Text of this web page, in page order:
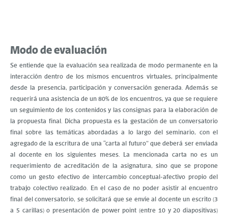
Modo de evaluación
Se entiende que la evaluación sea realizada de modo permanente en la
interacción dentro de los mismos encuentros virtuales, principalmente
desde la presencia, participación y conversación generada. Además se
requerirá una asistencia de un 80% de los encuentros, ya que se requiere
un seguimiento de los contenidos y las consignas para la elaboración de
la propuesta final. Dicha propuesta es la gestación de un conversatorio
final sobre las temáticas abordadas a lo largo del seminario, con el
agregado de la escritura de una “carta al futuro” que deberá ser enviada
al docente en los siguientes meses. La mencionada carta no es un
requerimiento de acreditación de la asignatura, sino que se propone
como un gesto efectivo de intercambio conceptual-afectivo propio del
trabajo colectivo realizado. En el caso de no poder asistir al encuentro
final del conversatorio, se solicitará que se envíe al docente un escrito (3
a 5 carillas) o presentación de power point (entre 10 y 20 diapositivas)